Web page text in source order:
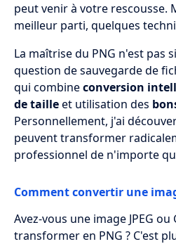
peut venir à votre rescousse.
meilleur parti, quelques
La maîtrise du PNG n'est pas
question de sauvegarde de
qui combineconversion
de tailleet utilisation des
Personnellement, j'ai
peuvent transformer
professionnel de n'importe
Comment convertir une
Avez-vous une image JPEG
transformer en PNG ? C'est